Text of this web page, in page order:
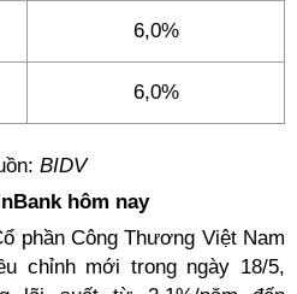
6,0%
6,0%
BIDV
hôm nay
phần Công Thương Việt Nam
chỉnh mới trong ngày 18/5,